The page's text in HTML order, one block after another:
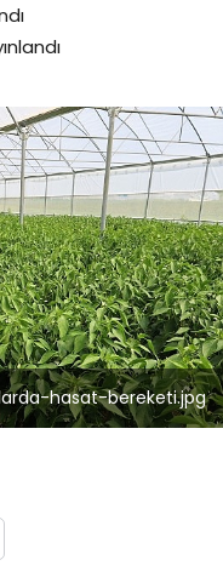
hasat-bereketi.jpg